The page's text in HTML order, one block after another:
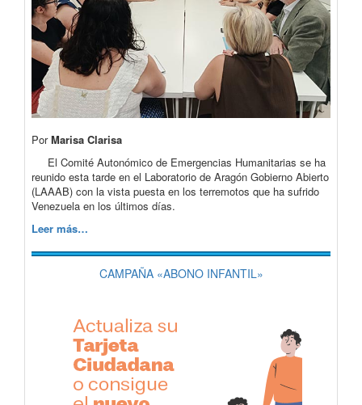
PorMarisa Clarisa
El Comité Autonómico de Emergencias Humanitarias se ha
reunido esta tarde en el Laboratorio de Aragón Gobierno Abierto
(LAAAB) con la vista puesta en los terremotos que ha sufrido
Venezuela en los últimos días.
Leer más…
CAMPAÑA «ABONO INFANTIL»